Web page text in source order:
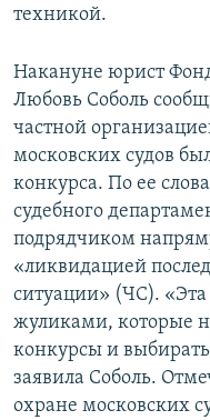
техникой.
Накануне юрист
Любовь Соболь
частной
московских судов
конкурса. По ее
судебного
подрядчиком
«ликвидацией
ситуации» (ЧС). «Эта
жуликами, которые
конкурсы и
заявила Соболь.
охране московских